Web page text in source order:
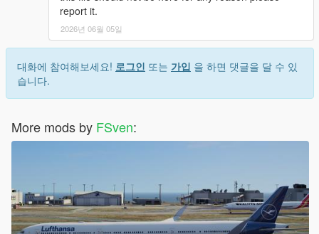
report it.
2026년 06월 05일
대화에 참여해보세요! 로그인 또는 가입 을 하면 댓글을 달 수 있
습니다.
More mods by FSven: